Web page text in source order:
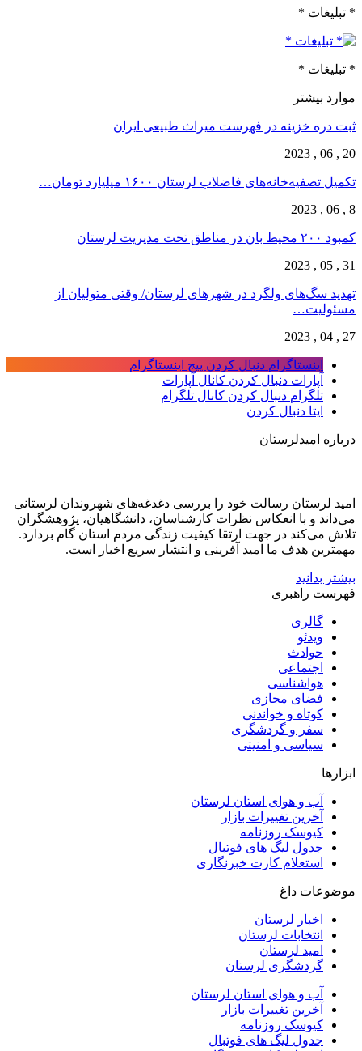
* تبلیغات *
* تبلیغات *
موارد بیشتر
ثبت دره خزینه در فهرست میراث طبیعی ایران
20 , 06 , 2023
تکمیل تصفیه‌‌خانه‌های فاضلاب لرستان ۱۶۰۰ میلیارد تومان…
8 , 06 , 2023
کمبود ۲۰۰ محیط بان در مناطق تحت مدیریت لرستان
31 , 05 , 2023
تهدید سگ‌های ولگرد در شهرهای لرستان/ وقتی متولیان از
مسئولیت…
27 , 04 , 2023
اینستاگرام دنبال کردن پیج اینستاگرام
آپارات دنبال کردن کانال آپارات
تلگرام دنبال کردن کانال تلگرام
ایتا دنبال کردن
درباره امیدلرستان
امید لرستان رسالت خود را بررسی دغدغه‌های شهروندان لرستانی
می‌داند و با انعکاس نظرات کارشناسان، دانشگاهیان، پژوهشگران
تلاش می‌کند در جهت ارتقا کیفیت زندگی مردم استان گام بردارد.
مهمترین هدف ما امید آفرینی و انتشار سریع اخبار است.
بیشتر بدانید
فهرست راهبری
گالری
ویدئو
حوادث
اجتماعی
هواشناسی
فضای مجازی
کوتاه و خواندنی
سفر و گردشگری
سیاسی و امنیتی
ابزارها
آب و هوای استان لرستان
آخرین تغییرات بازار
کیوسک روزنامه
جدول لیگ های فوتبال
استعلام کارت خبرنگاری
موضوعات داغ
اخبار لرستان
انتخابات لرستان
امید لرستان
گردشگری لرستان
آب و هوای استان لرستان
آخرین تغییرات بازار
کیوسک روزنامه
جدول لیگ های فوتبال